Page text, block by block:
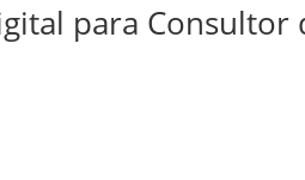
para Consultor